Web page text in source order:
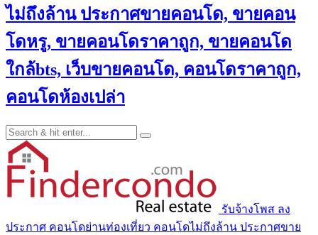
ไม่ถึงล้าน ประกาศขายคอนโด, ขายคอน
โดหรู, ขายคอนโดราคาถูก, ขายคอนโด
ใกล้bts, เว็บขายคอนโด, คอนโดราคาถูก,
คอนโดห้องเปล่า
รับจ้างโพส ลง
ประกาศ คอนโดย่านท่องเที่ยว คอนโดไม่ถึงล้าน ประกาศขาย